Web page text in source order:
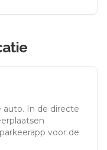
auto. In de directe
voor de